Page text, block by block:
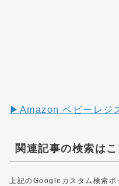
▶︎Amazon ベビーレジ
関連記事の検索はこ
上記のGoogleカスタム検索ボ